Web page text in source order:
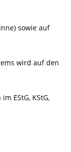
sowie auf
wird auf den
EStG, KStG,